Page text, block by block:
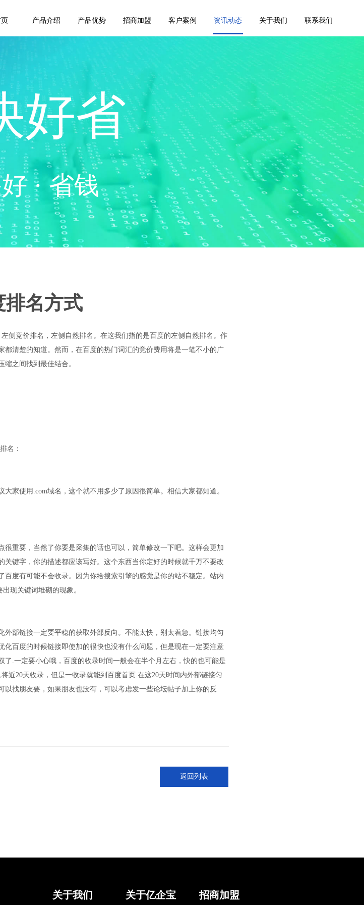
产品介绍 产品优势 招商加盟 客户案例 资讯动态 关于我们 联系我们
好省
· 省钱
排名方式
竞价排名，左侧自然排名。在这我们指的是百度的左侧自然排名。作
清楚的知道。然而，在百度的热门词汇的竞价费用将是一笔不小的广
之间找到最佳结合。
名：
使用.com域名，这个就不用多少了原因很简单。相信大家都知道。
重要，当然了你要是采集的话也可以，简单修改一下吧。这样会更加
键字，你的描述都应该写好。这个东西当你定好的时候就千万不要改
度有可能不会收录。因为你给搜索引擎的感觉是你的站不稳定。站内
现关键词堆砌的现象。
部链接一定要平稳的获取外部反向。不能太快，别太着急。链接均匀
百度的时候链接即使加的很快也没有什么问题，但是现在一定要注意
.一定要小心哦，百度的收录时间一般会在半个月左右，快的也可能是
近20天收录，但是一收录就能到百度首页.在这20天时间内外部链接匀
找朋友要，如果朋友也没有，可以考虑发一些论坛帖子加上你的反
返回列表
关于我们 关于亿企宝 招商加盟